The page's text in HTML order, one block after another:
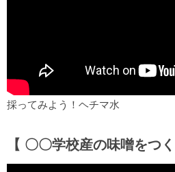
採ってみよう！ヘチマ水
【 〇〇学校産の味噌をつ